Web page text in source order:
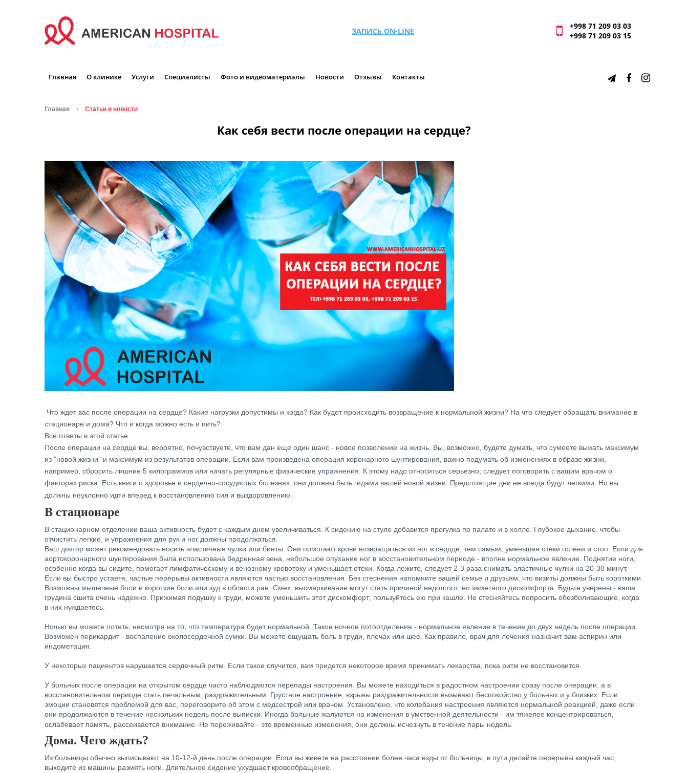
ЗАПИСЬ ON-LINE
+998 71 209 03 03
+998 71 209 03 15
Главная О клинике Услуги Специалисты Фото и видеоматериалы Новости Отзывы Контакты
Главная Статьи и новости
Как себя вести после операции на сердце?
Что ждет вас после операции на сердце? Какие нагрузки допустимы и когда? Как будет происходить возвращение к нормальной жизни? На что следует обращать внимание в
стационаре и дома? Что и когда можно есть и пить?
Все ответы в этой статье.
После операции на сердце вы, вероятно, почувствуете, что вам дан еще один шанс - новое позволение на жизнь. Вы, возможно, будете думать, что сумеете выжать максимум
из "новой жизни" и максимум из результатов операции. Если вам произведена операция коронарного шунтирования, важно подумать об изменениях в образе жизни,
например, сбросить лишние 5 килограммов или начать регулярные физические упражнения. К этому надо относиться серьезно, следует поговорить с вашим врачом о
факторах риска. Есть книги о здоровье и сердечно-сосудистых болезнях, они должны быть гидами вашей новой жизни. Предстоящие дни не всегда будут легкими. Но вы
должны неуклонно идти вперед к восстановлению сил и выздоровлению.
В стационаре
В стационарном отделении ваша активность будет с каждым днем увеличиваться. К сидению на стуле добавится прогулка по палате и в холле. Глубокое дыхание, чтобы
отчистить легкие, и упражнения для рук и ног должны продолжаться.
Ваш доктор может рекомендовать носить эластичные чулки или бинты. Они помогают крови возвращаться из ног в сердце, тем самым, уменьшая отеки голени и стоп. Если для
аортокоронарного шунтирования была использована бедренная вена, небольшое опухание ног в восстановительном периоде - вполне нормальное явление. Поднятие ноги,
особенно когда вы сидите, помогает лимфатическому и венозному кровотоку и уменьшает отеки. Когда лежите, следует 2-3 раза снимать эластичные чулки на 20-30 минут.
Если вы быстро устаете, частые перерывы активности являются частью восстановления. Без стеснения напомните вашей семье и друзьям, что визиты должны быть короткими.
Возможны мышечные боли и короткие боли или зуд в области ран. Смех, высмаркивание могут стать причиной недолгого, но заметного дискомфорта. Будьте уверены - ваша
грудина сшита очень надежно. Прижимая подушку к груди, можете уменьшить этот дискомфорт; пользуйтесь ею при кашле. Не стесняйтесь попросить обезболивающие, когда
в них нуждаетесь.
Ночью вы можете потеть, несмотря на то, что температура будет нормальной. Такое ночное потоотделение - нормальное явление в течение до двух недель после операции.
Возможен перикардит - воспаление околосердечной сумки. Вы можете ощущать боль в груди, плечах или шее. Как правило, врач для лечения назначит вам аспирин или
индометацин.
У некоторых пациентов нарушается сердечный ритм. Если такое случится, вам придется некоторое время принимать лекарства, пока ритм не восстановится.
У больных после операции на открытом сердце часто наблюдаются перепады настроения. Вы можете находиться в радостном настроении сразу после операции, а в
восстановительном периоде стать печальным, раздражительным. Грустное настроение, взрывы раздражительности вызывают беспокойство у больных и у близких. Если
эмоции становятся проблемой для вас, переговорите об этом с медсестрой или врачом. Установлено, что колебания настроения являются нормальной реакцией, даже если
они продолжаются в течение нескольких недель после выписки. Иногда больные жалуются на изменения в умственной деятельности - им тяжелее концентрироваться,
ослабевает память, рассеивается внимание. Не переживайте - это временные изменения, они должны исчезнуть в течение пары недель.
Дома. Чего ждать?
Из больницы обычно выписывают на 10-12-й день после операции. Если вы живете на расстоянии более часа езды от больницы, в пути делайте перерывы каждый час,
выходите из машины размять ноги. Длительное сидение ухудшает кровообращение.